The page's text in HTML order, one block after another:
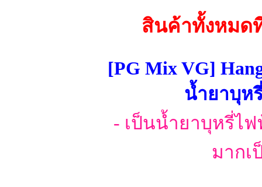
สินค้าทั้งหมด
[PG Mix VG]
น้ำยาบุห
- เป็นน้ำยาบุหรี่ไ
มากเ